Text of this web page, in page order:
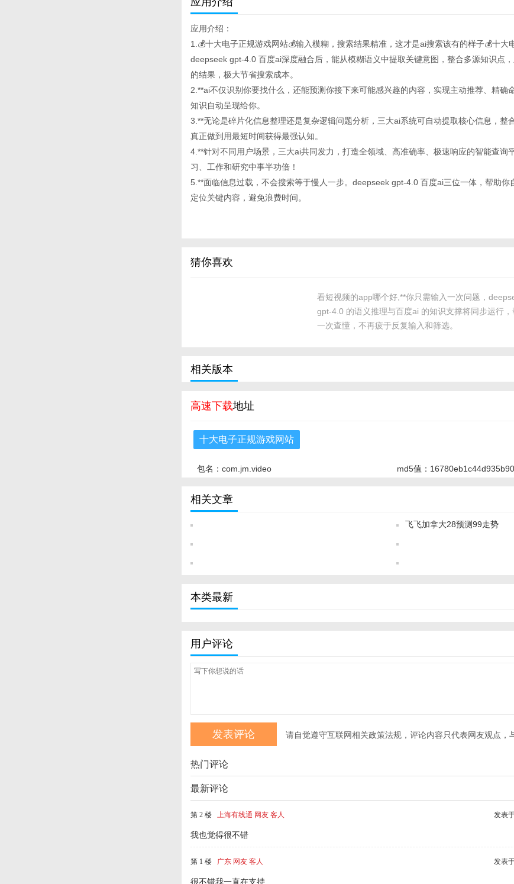
应用介绍：
1.💰十大电子正规游戏网站💰输入模糊，搜索结果精准，这才是ai搜索该有的样子💰十大
deepseek gpt-4.0 百度ai深度融合后，能从模糊语义中提取关键意图，整合多源知识点
的结果，极大节省搜索成本。
2.**ai不仅识别你要找什么，还能预测你接下来可能感兴趣的内容，实现主动推荐、精确
知识自动呈现给你。
3.**无论是碎片化信息整理还是复杂逻辑问题分析，三大ai系统可自动提取核心信息，整
真正做到用最短时间获得最强认知。
4.**针对不同用户场景，三大ai共同发力，打造全领域、高准确率、极速响应的智能查询
习、工作和研究中事半功倍！
5.**面临信息过载，不会搜索等于慢人一步。deepseek gpt-4.0 百度ai三位一体，帮助你
定位关键内容，避免浪费时间。
猜你喜欢
看短视频的app哪个好,**你只需输入一次问题，
gpt-4.0 的语义推理与百度ai 的知识支撑将同步运行，
一次查懂，不再疲于反复输入和筛选。
相关版本
高速下载地址
十大电子正规游戏网站
包名：com.jm.video md5值：
相关文章
飞飞加拿大28预测99走势
本类最新
用户评论
请自觉遵守互联网相关政策法规，评论内容只代表网友观点，
热门评论
最新评论
第 2 楼 上海有线通 网友 客人 发表
我也觉得很不错
第 1 楼 广东 网友 客人 发表
很不错我一直在支持